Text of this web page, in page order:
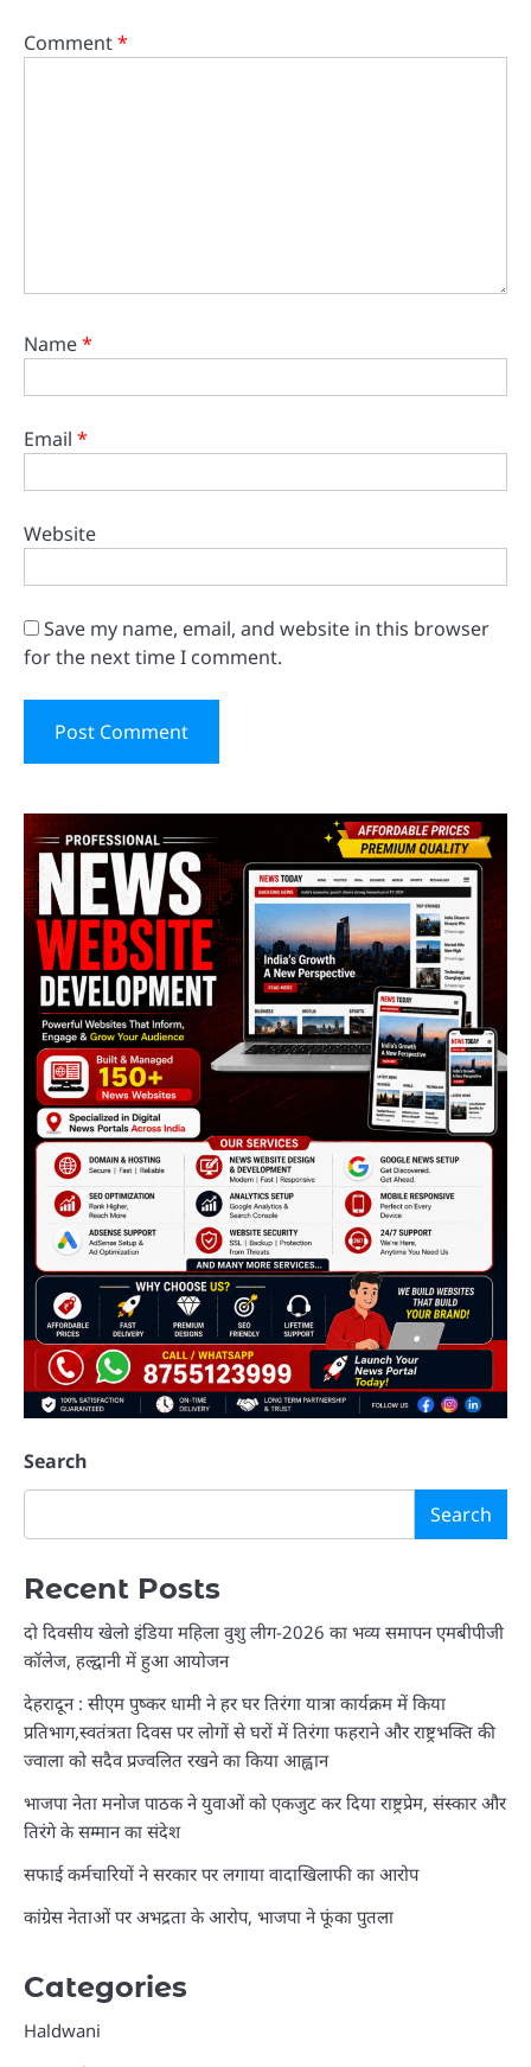
Comment*
Name*
Email *
Website
Save my name, email, and website in this browser
for the next time I comment.
Search
Search
Recent Posts
दो दिवसीय खेलो इंडिया महिला वुशु लीग-2026 का भव्य समापन एमबीपीजी
कॉलेज, हल्द्वानी में हुआ आयोजन
देहरादून : सीएम पुष्कर धामी ने हर घर तिरंगा यात्रा कार्यक्रम में किया
प्रतिभाग,स्वतंत्रता दिवस पर लोगों से घरों में तिरंगा फहराने और राष्ट्रभक्ति की
ज्वाला को सदैव प्रज्वलित रखने का किया आह्वान
भाजपा नेता मनोज पाठक ने युवाओं को एकजुट कर दिया राष्ट्रप्रेम, संस्कार और
तिरंगे के सम्मान का संदेश
सफाई कर्मचारियों ने सरकार पर लगाया वादाखिलाफी का आरोप
कांग्रेस नेताओं पर अभद्रता के आरोप, भाजपा ने फूंका पुतला
Categories
Haldwani